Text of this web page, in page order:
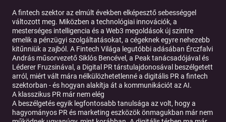
A fintech szektor az elmúlt években elképesztő sebességgel
változott meg. Miközben a technológiai innovációk, a
mesterséges intelligencia és a Web3 megoldások új szintre
emelik a pénzügyi szolgáltatásokat, a cégeknek egyre nehezebb
kitűnniük a zajból. A Fintech Világa legutóbbi adásában Érczfalvi
András műsorvezető Siklós Bencével, a Peak tanácsadójával és
Léderer Fruzsinával, a Digital PR társtulajdonosával beszélgetett
arról, miért vált mára nélkülözhetetlenné a digitális PR a fintech
szektorban - és hogyan alakítja át a kommunikációt az AI.
A klasszikus PR már nem elég
A beszélgetés egyik legfontosabb tanulsága az volt, hogy a
hagyományos PR és marketing eszközök önmagukban már nem